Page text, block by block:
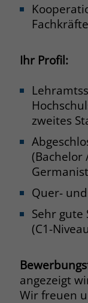
Ihr Profil:
zweites
(Bachelor
Quer-
Sehr gute
(C1-
angezeigt
Wir freuen